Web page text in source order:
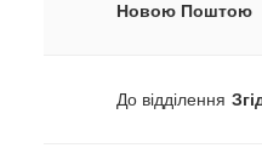
Новою Поштою
До відділення